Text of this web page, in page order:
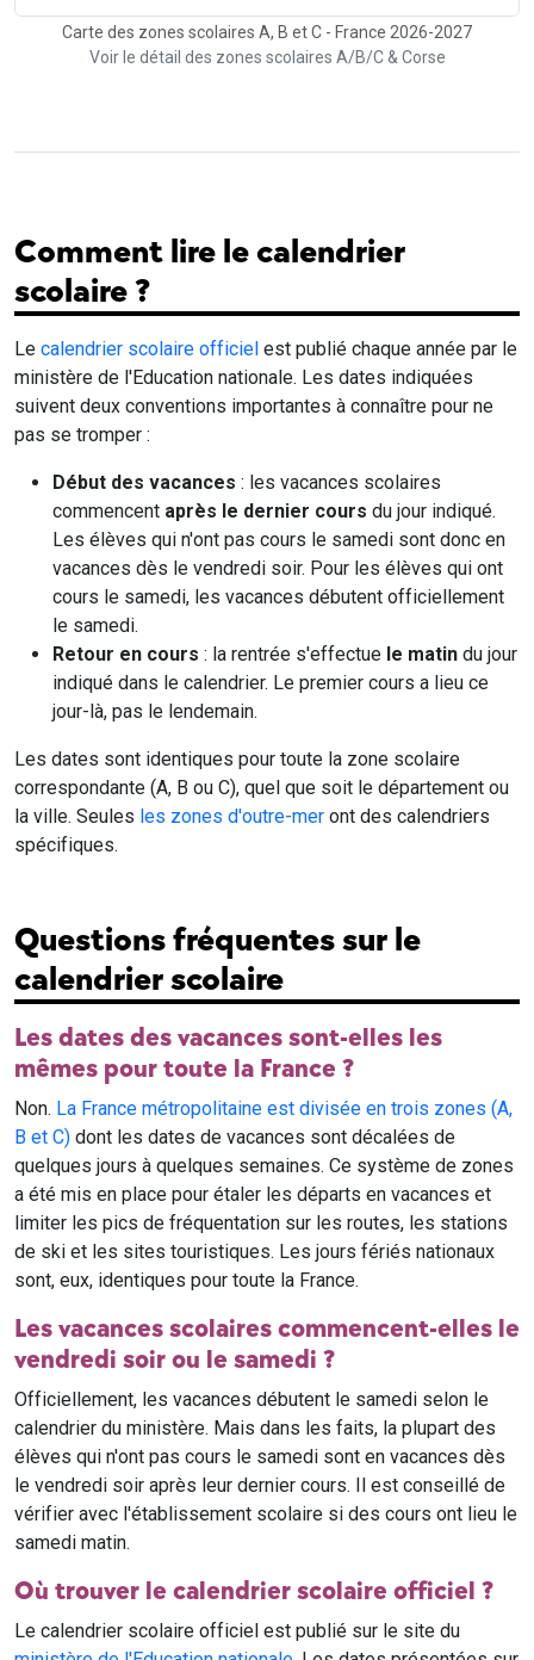
Carte des zones scolaires A, B et C - France 2026-2027
Voir le détail des zones scolaires A/B/C & Corse
Comment lire le calendrier
scolaire ?
Le calendrier scolaire officiel est publié chaque année par le
ministère de l'Education nationale. Les dates indiquées
suivent deux conventions importantes à connaître pour ne
pas se tromper :
Début des vacances : les vacances scolaires
commencent après le dernier cours du jour indiqué.
Les élèves qui n'ont pas cours le samedi sont donc en
vacances dès le vendredi soir. Pour les élèves qui ont
cours le samedi, les vacances débutent officiellement
le samedi.
Retour en cours : la rentrée s'effectue le matin du jour
indiqué dans le calendrier. Le premier cours a lieu ce
jour-là, pas le lendemain.
Les dates sont identiques pour toute la zone scolaire
correspondante (A, B ou C), quel que soit le département ou
la ville. Seules les zones d'outre-mer ont des calendriers
spécifiques.
Questions fréquentes sur le
calendrier scolaire
Les dates des vacances sont-elles les
mêmes pour toute la France ?
Non. La France métropolitaine est divisée en trois zones (A,
B et C) dont les dates de vacances sont décalées de
quelques jours à quelques semaines. Ce système de zones
a été mis en place pour étaler les départs en vacances et
limiter les pics de fréquentation sur les routes, les stations
de ski et les sites touristiques. Les jours fériés nationaux
sont, eux, identiques pour toute la France.
Les vacances scolaires commencent-elles le
vendredi soir ou le samedi ?
Officiellement, les vacances débutent le samedi selon le
calendrier du ministère. Mais dans les faits, la plupart des
élèves qui n'ont pas cours le samedi sont en vacances dès
le vendredi soir après leur dernier cours. Il est conseillé de
vérifier avec l'établissement scolaire si des cours ont lieu le
samedi matin.
Où trouver le calendrier scolaire officiel ?
Le calendrier scolaire officiel est publié sur le site du